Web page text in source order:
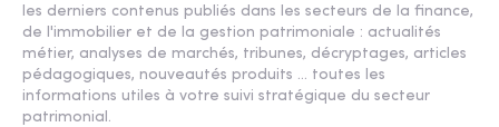
les derniers contenus publiés dans les secteurs de la finance,
de l'immobilier et de la gestion patrimoniale : actualités
métier, analyses de marchés, tribunes, décryptages, articles
pédagogiques, nouveautés produits ... toutes les
informations utiles à votre suivi stratégique du secteur
patrimonial.